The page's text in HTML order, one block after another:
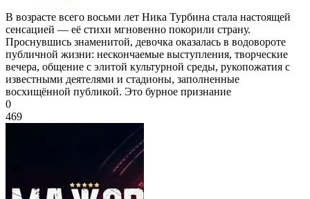
В возрасте всего восьми лет Ника Турбина стала настоящей
сенсацией — её стихи мгновенно покорили страну.
Проснувшись знаменитой, девочка оказалась в водовороте
публичной жизни: нескончаемые выступления, творческие
вечера, общение с элитой культурной среды, рукопожатия с
известными деятелями и стадионы, заполненные
восхищённой публикой. Это бурное признание
0
469